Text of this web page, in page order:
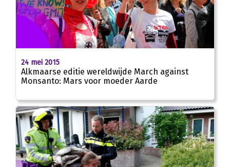
24 mei 2015
Alkmaarse editie wereldwijde March against
Monsanto: Mars voor moeder Aarde